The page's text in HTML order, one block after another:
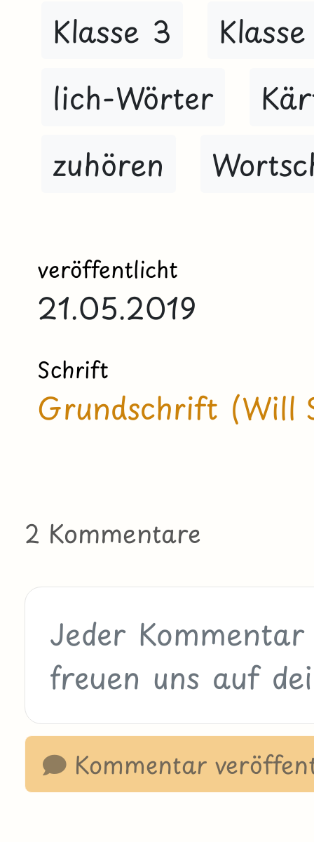
Klasse 3
lich-Wörter
zuhören
veröffentlicht
21.05.2019
Schrift
Grundschrift (Will
2 Kommentare
Kommentar